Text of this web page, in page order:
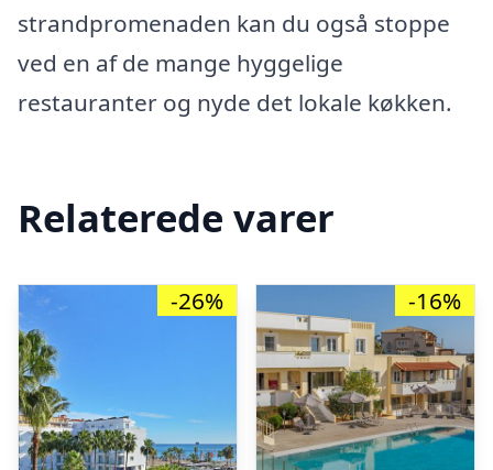
strandpromenaden kan du også stoppe
ved en af de mange hyggelige
restauranter og nyde det lokale køkken.
Relaterede varer
-26% -16%